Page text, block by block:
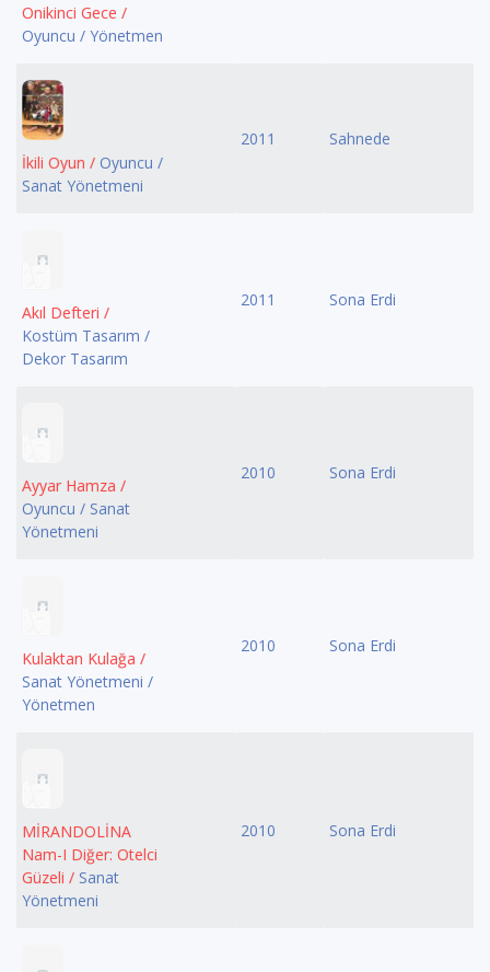
Onikinci Gece /
Oyuncu / Yönetmen
İkili Oyun / Oyuncu /
Sanat Yönetmeni
2011 Sahnede
Akıl Defteri /
Kostüm Tasarım /
Dekor Tasarım
2011 Sona Erdi
Ayyar Hamza /
Oyuncu / Sanat
Yönetmeni
2010 Sona Erdi
Kulaktan Kulağa /
Sanat Yönetmeni /
Yönetmen
2010 Sona Erdi
MİRANDOLİNA
Nam-I Diğer: Otelci
Güzeli / Sanat
Yönetmeni
2010 Sona Erdi